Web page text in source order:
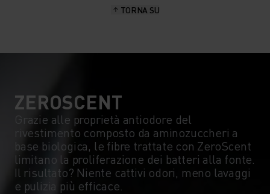
TORNA SU
ZEROSCENT
Grazie alle proprietà antiodore del
rivestimento composto da aminozuccheri a
base biologica, le fibre trattate con ZeroScent
limitano la proliferazione dei batteri alla fonte.
Il risultato? Niente cattivi odori, meno lavaggi
e pulizia più efficace.